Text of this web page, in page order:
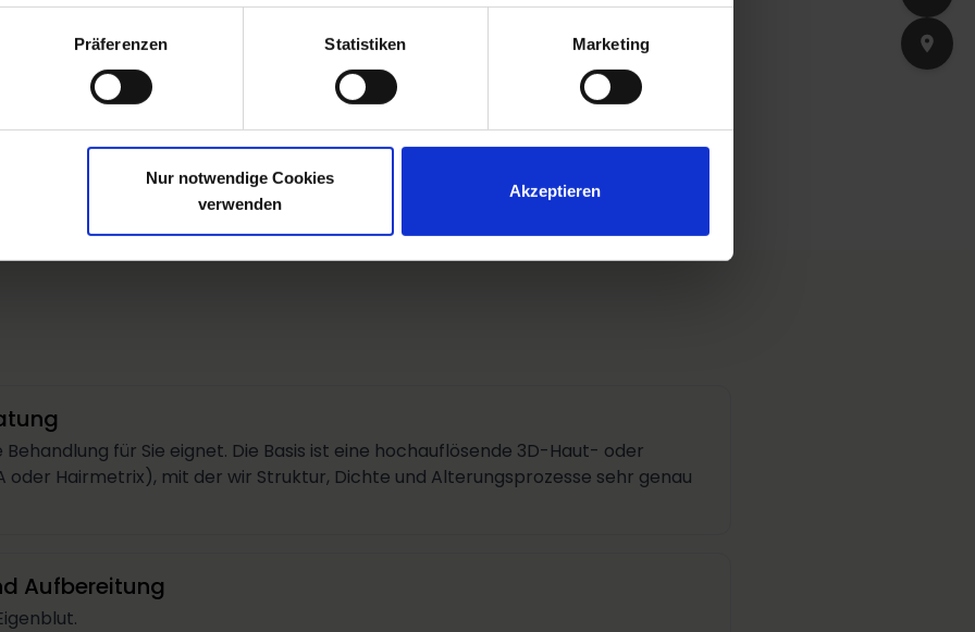
Präferenzen Statistiken Marketing
Nur notwendige Cookies
verwenden
Akzeptieren
Per MCT aus dem Blutplasma extrahiert. Sie übertragen Impulse, zum
Behandlung für Sie eignet. Die Basis ist eine hochauflösende 3D-Haut- oder
oder Hairmetrix), mit der wir Struktur, Dichte und Alterungsprozesse sehr genau
Aufbereitung